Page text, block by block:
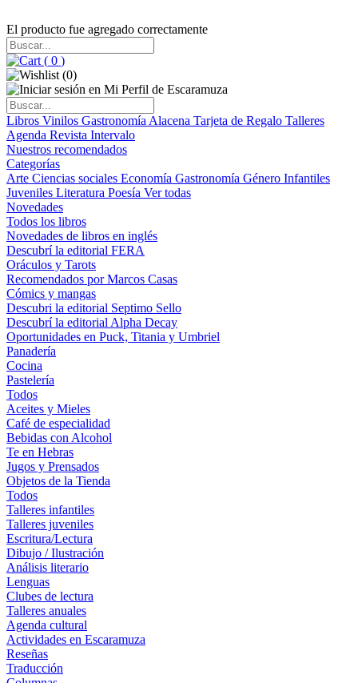
El producto fue agregado correctamente
( 0 )
(0)
Libros Vinilos Gastronomía Alacena Tarjeta de Regalo Talleres
Agenda Revista Intervalo
Nuestros recomendados
Categorías
Arte Ciencias sociales Economía Gastronomía Género Infantiles
Juveniles Literatura Poesía Ver todas
Novedades
Todos los libros
Novedades de libros en inglés
Descubrí la editorial FERA
Oráculos y Tarots
Recomendados por Marcos Casas
Cómics y mangas
Descubri la editorial Septimo Sello
Descubrí la editorial Alpha Decay
Oportunidades en Puck, Titania y Umbriel
Panadería
Cocina
Pastelería
Todos
Aceites y Mieles
Café de especialidad
Bebidas con Alcohol
Te en Hebras
Jugos y Prensados
Objetos de la Tienda
Todos
Talleres infantiles
Talleres juveniles
Escritura/Lectura
Dibujo / Ilustración
Análisis literario
Lenguas
Clubes de lectura
Talleres anuales
Agenda cultural
Actividades en Escaramuza
Reseñas
Traducción